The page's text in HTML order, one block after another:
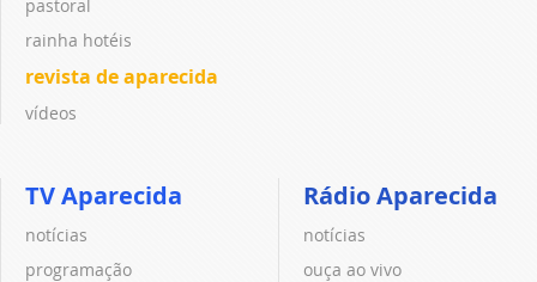
pastoral
rainha hotéis
revista de aparecida
vídeos
TV Aparecida
notícias
programação
Rádio Aparecida
notícias
ouça ao vivo